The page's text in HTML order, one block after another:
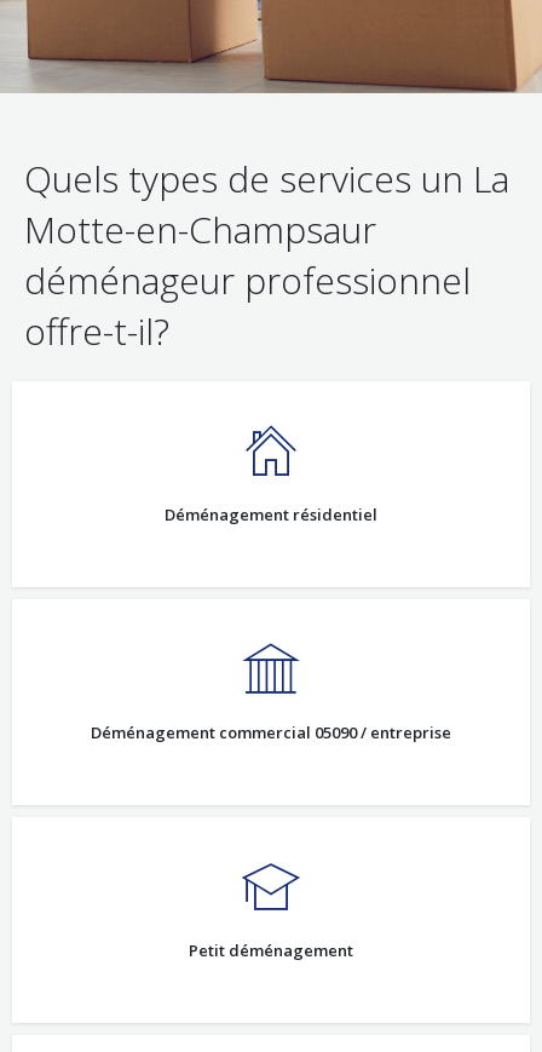
Quels types de services un La
Motte-en-Champsaur
déménageur professionnel
offre-t-il?
Déménagement résidentiel
Déménagement commercial 05090 / entreprise
Petit déménagement